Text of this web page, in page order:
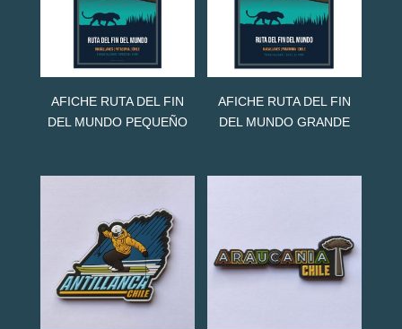
AFICHE RUTA DEL FIN
DEL MUNDO PEQUEÑO
AFICHE RUTA DEL FIN
DEL MUNDO GRANDE